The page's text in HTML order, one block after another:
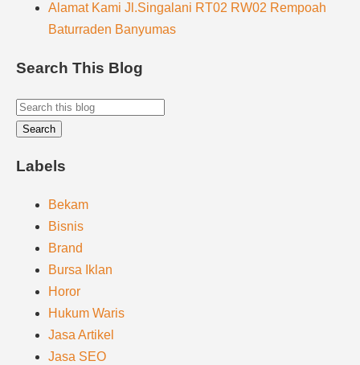
Alamat Kami Jl.Singalani RT02 RW02 Rempoah
Baturraden Banyumas
Search This Blog
Labels
Bekam
Bisnis
Brand
Bursa Iklan
Horor
Hukum Waris
Jasa Artikel
Jasa SEO